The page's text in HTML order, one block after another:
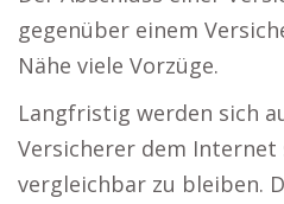
gegenüber einem
Nähe viele Vorzüge.
Langfristig werden sich
Versicherer dem
vergleichbar zu bleiben.